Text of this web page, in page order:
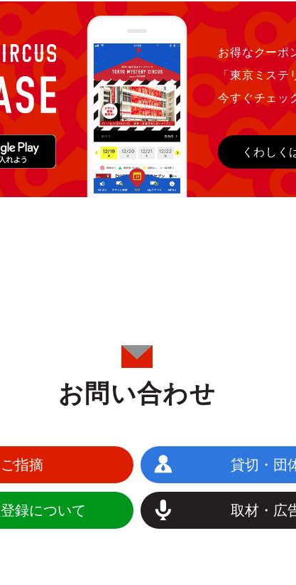
お得なクーポ
「東京ミス
今すぐチェッ
くわしく
お問い合わせ
指摘 貸切・団
録について 取材・広